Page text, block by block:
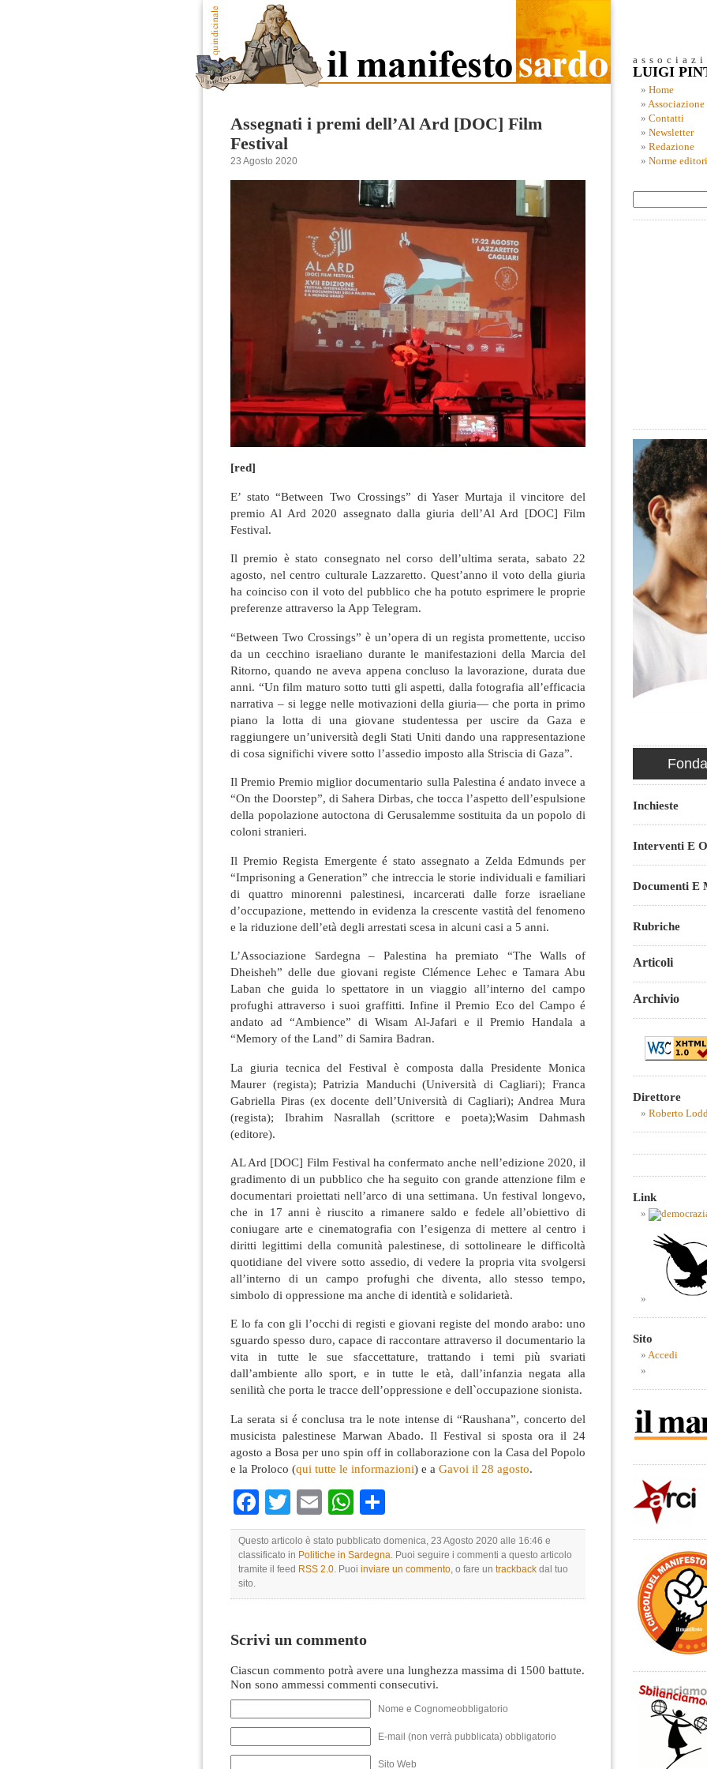
Assegnati i premi dell’Al Ard [DOC] Film
Festival
23 Agosto 2020
[red]
E’ stato “Between Two Crossings” di Yaser Murtaja il vincitore del
premio Al Ard 2020 assegnato dalla giuria dell’Al Ard [DOC] Film
Festival.
Il premio è stato consegnato nel corso dell’ultima serata, sabato 22
agosto, nel centro culturale Lazzaretto. Quest’anno il voto della giuria
ha coinciso con il voto del pubblico che ha potuto esprimere le proprie
preferenze attraverso la App Telegram.
“Between Two Crossings” è un’opera di un regista promettente, ucciso
da un cecchino israeliano durante le manifestazioni della Marcia del
Ritorno, quando ne aveva appena concluso la lavorazione, durata due
anni. “Un film maturo sotto tutti gli aspetti, dalla fotografia all’efficacia
narrativa – si legge nelle motivazioni della giuria— che porta in primo
piano la lotta di una giovane studentessa per uscire da Gaza e
raggiungere un’università degli Stati Uniti dando una rappresentazione
di cosa significhi vivere sotto l’assedio imposto alla Striscia di Gaza”.
Il Premio Premio miglior documentario sulla Palestina é andato invece a
“On the Doorstep”, di Sahera Dirbas, che tocca l’aspetto dell’espulsione
della popolazione autoctona di Gerusalemme sostituita da un popolo di
coloni stranieri.
Il Premio Regista Emergente é stato assegnato a Zelda Edmunds per
“Imprisoning a Generation” che intreccia le storie individuali e familiari
di quattro minorenni palestinesi, incarcerati dalle forze israeliane
d’occupazione, mettendo in evidenza la crescente vastità del fenomeno
e la riduzione dell’età degli arrestati scesa in alcuni casi a 5 anni.
L’Associazione Sardegna – Palestina ha premiato “The Walls of
Dheisheh” delle due giovani registe Clémence Lehec e Tamara Abu
Laban che guida lo spettatore in un viaggio all’interno del campo
profughi attraverso i suoi graffitti. Infine il Premio Eco del Campo é
andato ad “Ambience” di Wisam Al-Jafari e il Premio Handala a
“Memory of the Land” di Samira Badran.
La giuria tecnica del Festival è composta dalla Presidente Monica
Maurer (regista); Patrizia Manduchi (Università di Cagliari); Franca
Gabriella Piras (ex docente dell’Università di Cagliari); Andrea Mura
(regista); Ibrahim Nasrallah (scrittore e poeta);Wasim Dahmash
(editore).
AL Ard [DOC] Film Festival ha confermato anche nell’edizione 2020, il
gradimento di un pubblico che ha seguito con grande attenzione film e
documentari proiettati nell’arco di una settimana. Un festival longevo,
che in 17 anni è riuscito a rimanere saldo e fedele all’obiettivo di
coniugare arte e cinematografia con l’esigenza di mettere al centro i
diritti legittimi della comunità palestinese, di sottolineare le difficoltà
quotidiane del vivere sotto assedio, di vedere la propria vita svolgersi
all’interno di un campo profughi che diventa, allo stesso tempo,
simbolo di oppressione ma anche di identità e solidarietà.
E lo fa con gli l’occhi di registi e giovani registe del mondo arabo: uno
sguardo spesso duro, capace di raccontare attraverso il documentario la
vita in tutte le sue sfaccettature, trattando i temi più svariati
dall’ambiente allo sport, e in tutte le età, dall’infanzia negata alla
senilità che porta le tracce dell’oppressione e dell`occupazione sionista.
La serata si é conclusa tra le note intense di “Raushana”, concerto del
musicista palestinese Marwan Abado. Il Festival si sposta ora il 24
agosto a Bosa per uno spin off in collaborazione con la Casa del Popolo
e la Proloco (qui tutte le informazioni) e a Gavoi il 28 agosto.
Facebook
TwitterEmailWhatsApp
Questo articolo è stato pubblicato domenica, 23 Agosto 2020 alle 16:46 e
classificato in Politiche in Sardegna. Puoi seguire i commenti a questo articolo
tramite il feed RSS 2.0. Puoi inviare un commento, o fare un trackback dal tuo
sito.
Scrivi un commento
Ciascun commento potrà avere una lunghezza massima di 1500 battute.
Non sono ammessi commenti consecutivi.
Nome e Cognomeobbligatorio
E-mail (non verrà pubblicata) obbligatorio
Sito Web
LUIGI
Home
Associazione
Contatti
Newsletter
Redazione
Norme
Inchieste
Interventi E
Documenti E
Rubriche
Articoli
Archivio
Direttore
Roberto
Link
Sito
Accedi